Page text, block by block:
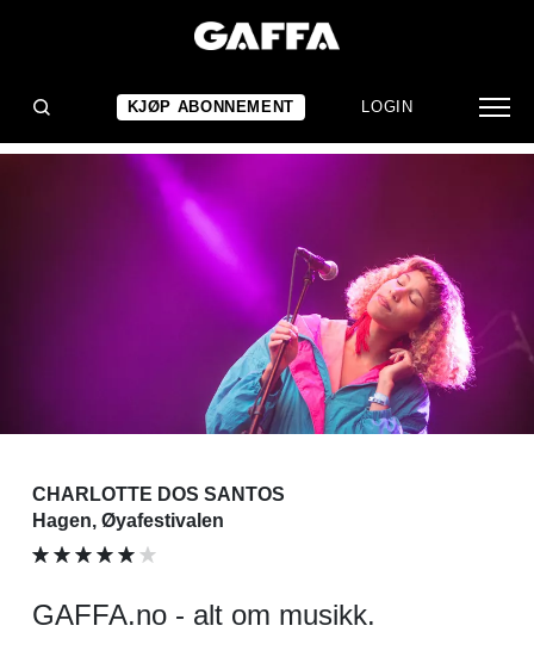
KJØP ABONNEMENT LOGIN
KONSERTANMELDELSE
Leken briljans
CHARLOTTE DOS SANTOS
Hagen, Øyafestivalen
GAFFA.no - alt om musikk.